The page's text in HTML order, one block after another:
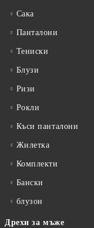
Сакa
Панталони
Тениски
Блузи
Ризи
Рокли
Къси панталони
Жилетка
Комплекти
Бански
блузон
Дрехи за мъже